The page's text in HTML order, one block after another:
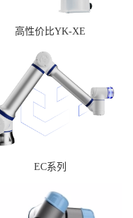
高性价比YK-XE
EC系列